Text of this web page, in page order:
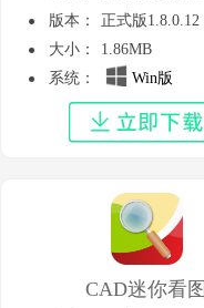
版本：
正式版1.8.0.12
大小：
1.86MB
系统：
Win版
CAD迷你看图